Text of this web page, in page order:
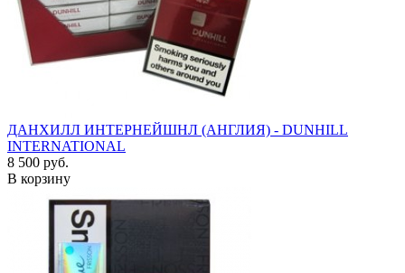
ДАНХИЛЛ ИНТЕРНЕЙШНЛ (АНГЛИЯ) - DUNHILL
INTERNATIONAL
8 500 руб.
В корзину